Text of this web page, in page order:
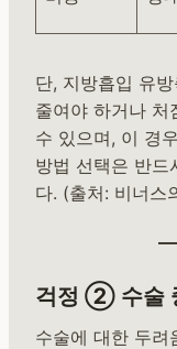
단, 지방흡입 유
줄여야 하거나 처
수 있으며, 이 경
방법 선택은 반드
다. (출처: 비너스
걱정 ② 수술
수술에 대한 두려